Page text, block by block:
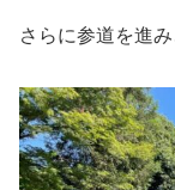
さらに参道を進